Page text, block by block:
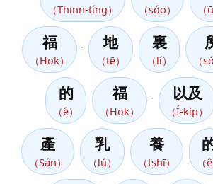
（Thinn-tíng） （sóo） （
福
（Hok）
地
（tē）
裏
（lí） （
的
（ê）
福
（Hok）
以及
（Í-ki̍p）
產
（Sán）
乳
（lú）
養
（tshī） （ê